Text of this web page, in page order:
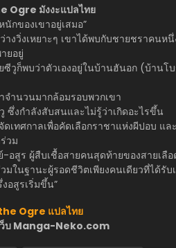
Ogre มังงะแปลไทย
นักของเขาอยู่เสมอ”
างวิ่งเหยาะๆ เขาได้พบกับชายชราคน
ยอยู่
วูก็พบว่าตัวเองอยู่ในบ้านฮันอก (บ้านโ
จำนวนมากล้อมรอบพวกเขา
ซึ่งกำลังสับสนและไม่รู้ว่าเกิดอะไรขึ้น
เทศกาลเพื่อคัดเลือกราชาแห่งผีปอบ แ
วม
อสูร ผู้สืบเชื้อสายคนสุดท้ายของสายเลื
มในฐานะผู้รอดชีวิตเพียงคนเดียวที่ได้รั
อสูรเริ่มขึ้น”
Ogre แปลไทย
ว็บ Manga-Neko.com